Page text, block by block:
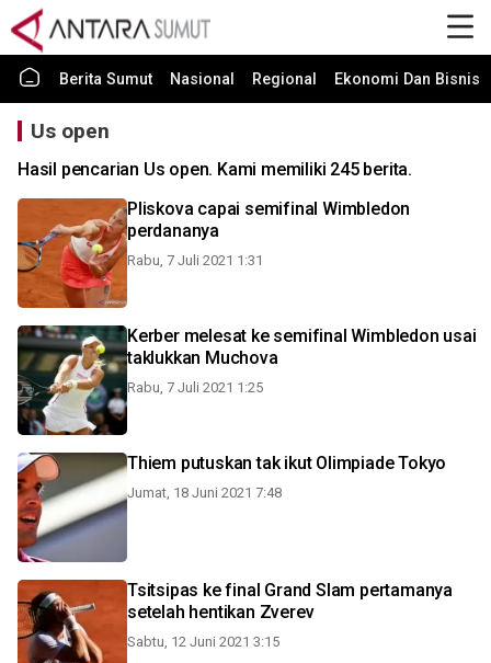
Berita Sumut Nasional Regional Ekonomi Dan Bisnis
Us open
Hasil pencarian Us open. Kami memiliki 245 berita.
Pliskova capai semifinal Wimbledon
perdananya
Rabu, 7 Juli 2021 1:31
Kerber melesat ke semifinal Wimbledon usai
taklukkan Muchova
Rabu, 7 Juli 2021 1:25
Thiem putuskan tak ikut Olimpiade Tokyo
Jumat, 18 Juni 2021 7:48
Tsitsipas ke final Grand Slam pertamanya
setelah hentikan Zverev
Sabtu, 12 Juni 2021 3:15